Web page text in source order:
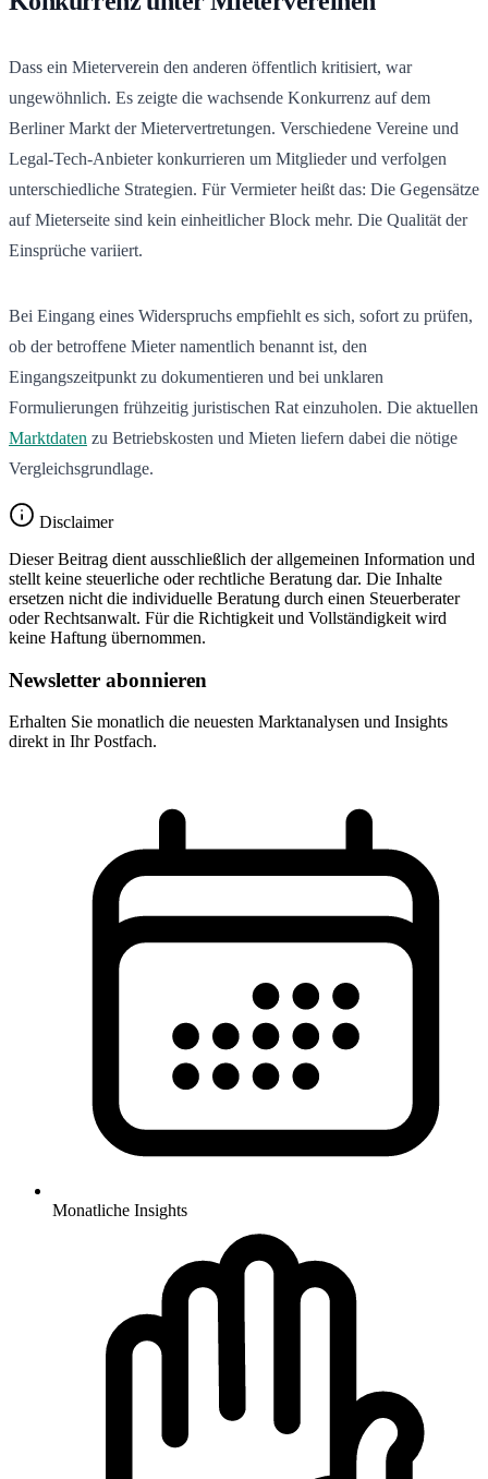
Dass ein Mieterverein den anderen öffentlich kritisiert, war
ungewöhnlich. Es zeigte die wachsende Konkurrenz auf dem
Berliner Markt der Mietervertretungen. Verschiedene Vereine und
Legal-Tech-Anbieter konkurrieren um Mitglieder und verfolgen
unterschiedliche Strategien. Für Vermieter heißt das: Die Gegensätze
auf Mieterseite sind kein einheitlicher Block mehr. Die Qualität der
Einsprüche variiert.
Bei Eingang eines Widerspruchs empfiehlt es sich, sofort zu prüfen,
ob der betroffene Mieter namentlich benannt ist, den
Eingangszeitpunkt zu dokumentieren und bei unklaren
Formulierungen frühzeitig juristischen Rat einzuholen. Die aktuellen
Marktdaten zu Betriebskosten und Mieten liefern dabei die nötige
Vergleichsgrundlage.
Disclaimer
Dieser Beitrag dient ausschließlich der allgemeinen Information und
stellt keine steuerliche oder rechtliche Beratung dar. Die Inhalte
ersetzen nicht die individuelle Beratung durch einen Steuerberater
oder Rechtsanwalt. Für die Richtigkeit und Vollständigkeit wird
keine Haftung übernommen.
Newsletter abonnieren
Erhalten Sie monatlich die neuesten Marktanalysen und Insights
direkt in Ihr Postfach.
Monatliche Insights